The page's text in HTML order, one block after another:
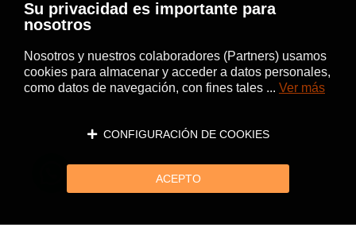
Su privacidad es importante para
nosotros
Nosotros y nuestros colaboradores (Partners) usamos
cookies para almacenar y acceder a datos personales,
como datos de navegación, con fines tales ... Ver más
CONFIGURACIÓN DE COOKIES
ACEPTO